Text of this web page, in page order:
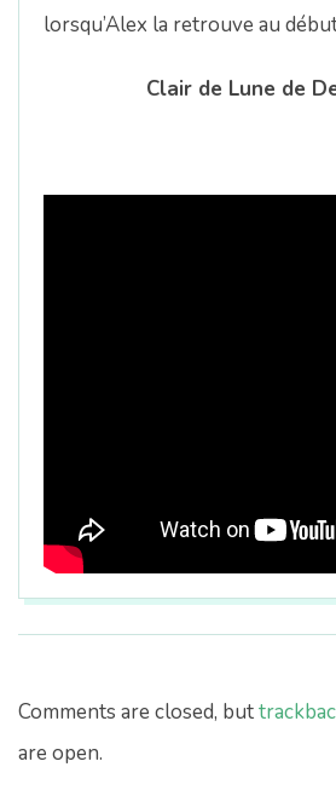
lorsqu’Alex la retrouve au
Clair de Lune de
03
Comments are closed, but
are open.